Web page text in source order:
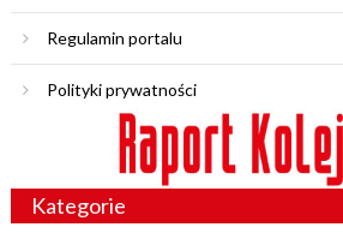
Regulamin portalu
Polityki prywatności
Kategorie